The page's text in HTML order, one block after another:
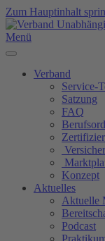
Zum Hauptinhalt
Menü
Verband
Service-
Satzung
FAQ
Konzept
Aktuelles
Aktuelle
Podcast